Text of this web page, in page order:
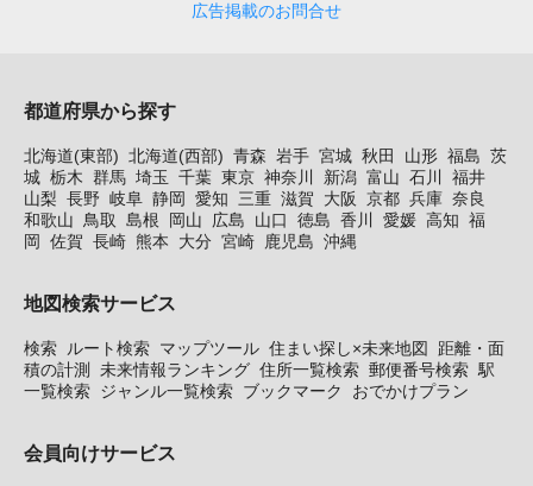
広告掲載のお問合せ
都道府県から探す
北海道(東部) 北海道(西部) 青森 岩手 宮城 秋田 山形 福島 茨
城 栃木 群馬 埼玉 千葉 東京 神奈川 新潟 富山 石川
福井
山梨 長野 岐阜 静岡 愛知 三重 滋賀 大阪 京都 兵庫 奈良
和歌山
鳥取 島根 岡山 広島 山口 徳島 香川 愛媛 高知 福
岡
佐賀 長崎 熊本 大分 宮崎 鹿児島 沖縄
地図検索サービス
検索 ルート検索 マップツール 住まい探し×未来地図
距離・面
積の計測 未来情報ランキング 住所一覧検索 郵便番号検索 駅
一覧検索 ジャンル一覧検索 ブックマーク おでかけプラン
会員向けサービス